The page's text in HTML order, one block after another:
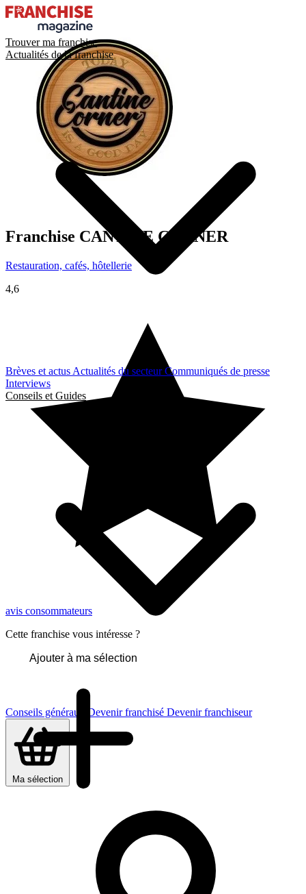
Trouver ma franchise
Actualités de la franchise
Brèves et actus Actualités du secteurCommuniqués de presse
Interviews
Conseils et Guides
Conseils généraux Devenir franchisé Devenir franchiseur
Ma sélection
Franchise CANTINE CORNER
Restauration, cafés, hôtellerie
4,6
avis consommateurs
Cette franchise vous intéresse ?
Ajouter à ma sélection